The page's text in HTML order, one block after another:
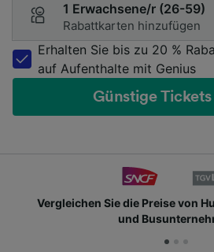
1 Erwachsene/r (26-59)
Rabattkarten hinzufügen
Erhalten Sie bis zu 20 %
auf Aufenthalte mit Genius
Günstige
Vergleichen Sie die Preise von
und